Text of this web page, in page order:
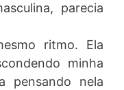
parecia
ritmo. Ela
minha
pensando nela